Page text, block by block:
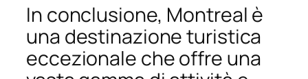
In conclusione, Montreal è
una destinazione turistica
eccezionale che offre una